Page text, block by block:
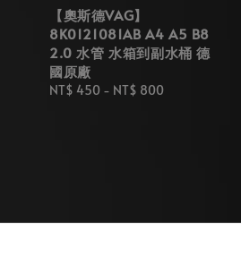
【奧斯德VAG】
8K0121081AB A4 A5 B8
2.0 水管 水箱到副水桶 德
國原廠
Regular
NT$ 450 - NT$ 800